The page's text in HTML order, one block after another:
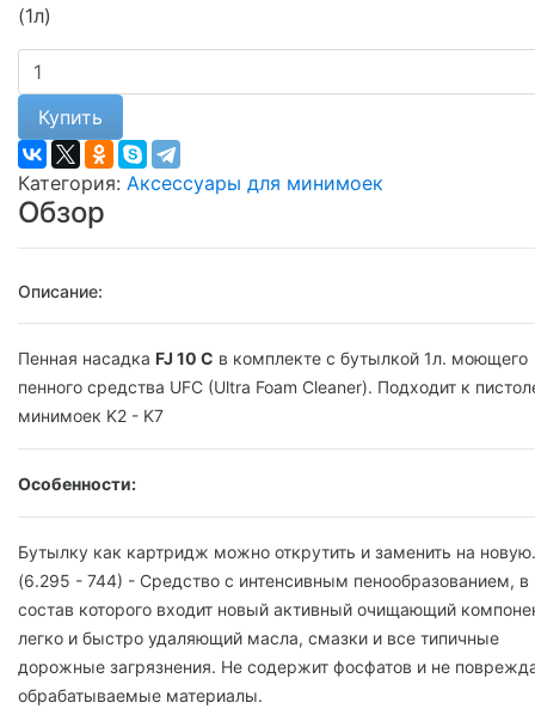
(1л)
Купить
Категория: Аксессуары для минимоек
Обзор
Описание:
Пенная насадка FJ 10 С в комплекте с бутылкой 1л. моющего
пенного средства UFC (Ultra Foam Cleaner). Подходит к
минимоек K2 - K7
Особенности:
Бутылку как картридж можно открутить и заменить на
(6.295 - 744) - Средство с интенсивным пенообразованием, в
состав которого входит новый активный очищающий
легко и быстро удаляющий масла, смазки и все типичные
дорожные загрязнения. Не содержит фосфатов и не
обрабатываемые материалы.